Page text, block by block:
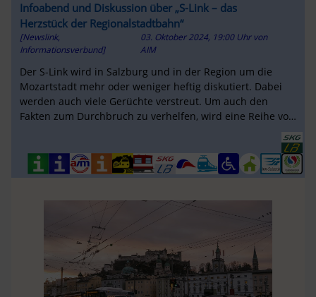
Infoabend und Diskussion über „S-Link – das
Herzstück der Regionalstadtbahn“
[Newslink,
Informationsverbund]
03. Oktober 2024, 19:00 Uhr von
AIM
Der S-Link wird in Salzburg und in der Region um die
Mozartstadt mehr oder weniger heftig diskutiert. Dabei
werden auch viele Gerüchte verstreut. Um auch den
Fakten zum Durchbruch zu verhelfen, wird eine Reihe von